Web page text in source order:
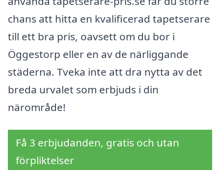
chans att hitta en kvalificerad tapetserare
till ett bra pris, oavsett om du bor i
Öggestorp eller en av de närliggande
städerna. Tveka inte att dra nytta av det
breda urvalet som erbjuds i din
närområde!
Få 3 erbjudanden, gratis och utan
förpliktelser